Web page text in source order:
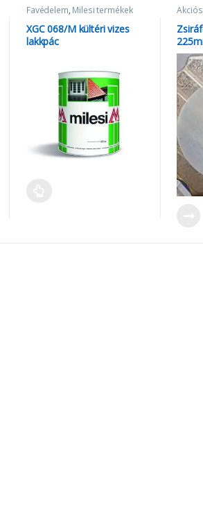
Favédelem, Milesi termékek
XGC 068/M kültéri vizes
lakkpác